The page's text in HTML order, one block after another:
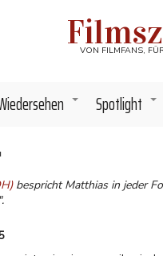
VON FILMFANS,
+ +
Spotlight
bespricht Matthias in jeder